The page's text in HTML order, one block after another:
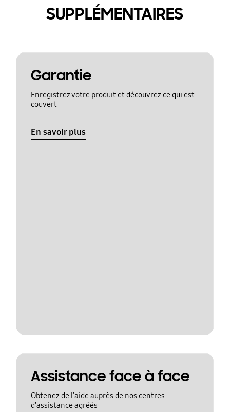
SUPPLÉMENTAIRES
Garantie
Enregistrez votre produit et découvrez ce qui est
couvert
En savoir plus
Assistance face à face
Obtenez de l'aide auprès de nos centres
d'assistance agréés